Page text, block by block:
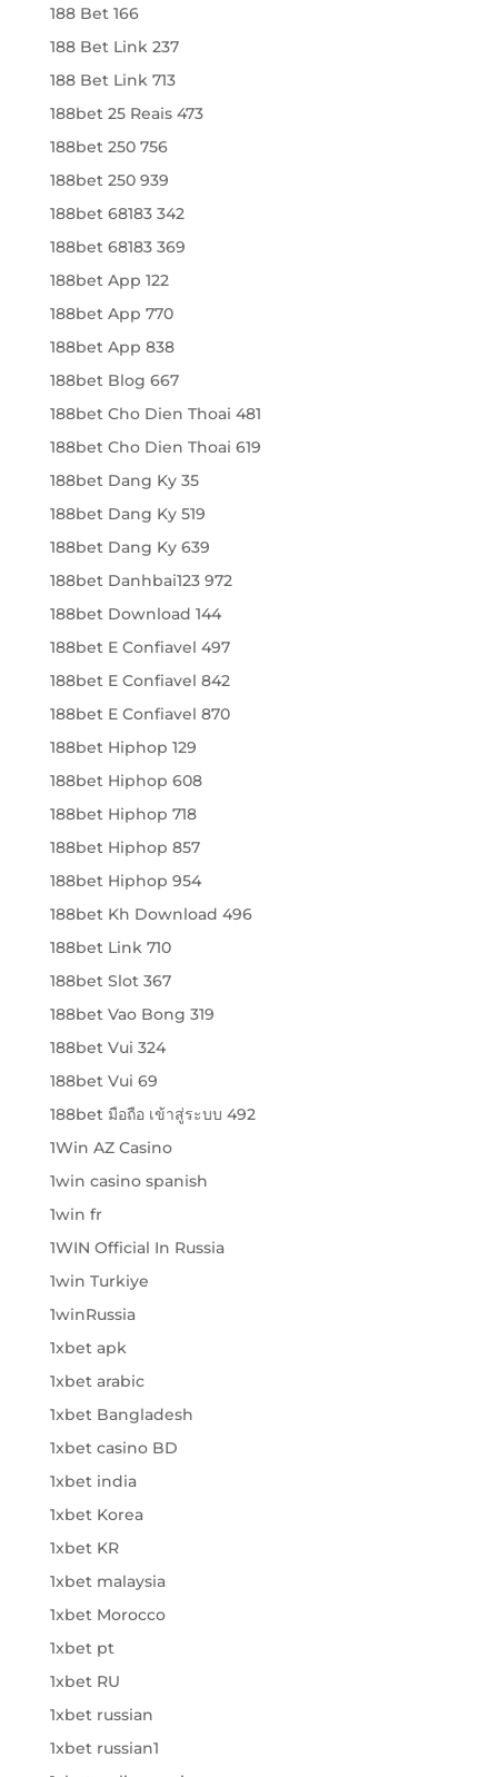
188 Bet 166
188 Bet Link 237
188 Bet Link 713
188bet 25 Reais 473
188bet 250 756
188bet 250 939
188bet 68183 342
188bet 68183 369
188bet App 122
188bet App 770
188bet App 838
188bet Blog 667
188bet Cho Dien Thoai 481
188bet Cho Dien Thoai 619
188bet Dang Ky 35
188bet Dang Ky 519
188bet Dang Ky 639
188bet Danhbai123 972
188bet Download 144
188bet E Confiavel 497
188bet E Confiavel 842
188bet E Confiavel 870
188bet Hiphop 129
188bet Hiphop 608
188bet Hiphop 718
188bet Hiphop 857
188bet Hiphop 954
188bet Kh Download 496
188bet Link 710
188bet Slot 367
188bet Vao Bong 319
188bet Vui 324
188bet Vui 69
188bet มือถือ เข้าสู่ระบบ 492
1Win AZ Casino
1win casino spanish
1win fr
1WIN Official In Russia
1win Turkiye
1winRussia
1xbet apk
1xbet arabic
1xbet Bangladesh
1xbet casino BD
1xbet india
1xbet Korea
1xbet KR
1xbet malaysia
1xbet Morocco
1xbet pt
1xbet RU
1xbet russian
1xbet russian1